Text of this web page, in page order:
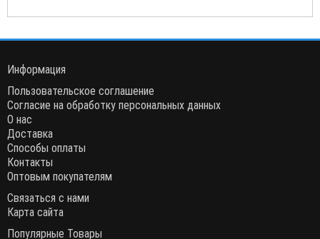
Информация
Пользовательское соглашение
Согласие на обработку персональных данных
О нас
Доставка
Способы оплаты
Контакты
Оптовым покупателям
Связаться с нами
Карта сайта
Популярные Товары